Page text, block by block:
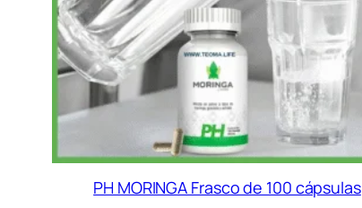
PH MORINGA Frasco de 100 cápsulas